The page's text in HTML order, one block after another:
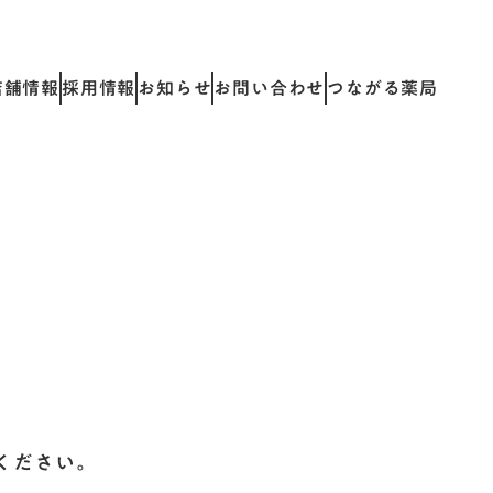
情報採用情報お知らせお問い合わせつながる薬局
さい。